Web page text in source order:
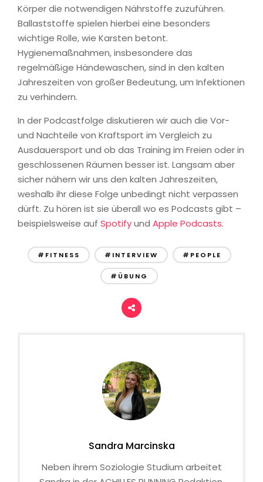
Körper die notwendigen Nährstoffe zuzuführen.
Ballaststoffe spielen hierbei eine besonders
wichtige Rolle, wie Karsten betont.
Hygienemaßnahmen, insbesondere das
regelmäßige Händewaschen, sind in den kalten
Jahreszeiten von großer Bedeutung, um Infektionen
zu verhindern.
In der Podcastfolge diskutieren wir auch die Vor-
und Nachteile von Kraftsport im Vergleich zu
Ausdauersport und ob das Training im Freien oder in
geschlossenen Räumen besser ist. Langsam aber
sicher nähern wir uns den kalten Jahreszeiten,
weshalb ihr diese Folge unbedingt nicht verpassen
dürft. Zu hören ist sie überall wo es Podcasts gibt –
beispielsweise auf Spotifyund Apple Podcasts.
#FITNESS #INTERVIEW #PEOPLE
#ÜBUNG
Sandra Marcinska
Neben ihrem Soziologie Studium arbeitet